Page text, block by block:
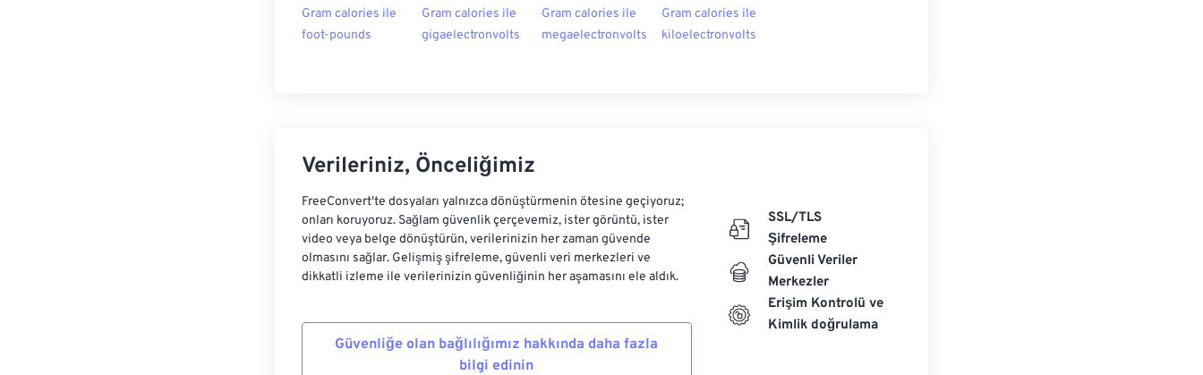
Gram calories ile
foot-pounds
Gram calories ile
gigaelectronvolts
Gram calories ile
megaelectronvolts
Gram calories ile
kiloelectronvolts
Verileriniz, Önceliğimiz
FreeConvert'te dosyaları yalnızca dönüştürmenin ötesine geçiyoruz;
onları koruyoruz. Sağlam güvenlik çerçevemiz, ister görüntü, ister
video veya belge dönüştürün, verilerinizin her zaman güvende
olmasını sağlar. Gelişmiş şifreleme, güvenli veri merkezleri ve
dikkatli izleme ile verilerinizin güvenliğinin her aşamasını ele aldık.
Güvenliğe olan bağlılığımız hakkında daha fazla
bilgi edinin
SSL/TLS
Şifreleme
Güvenli Veriler
Merkezler
Erişim Kontrolü ve
Kimlik doğrulama